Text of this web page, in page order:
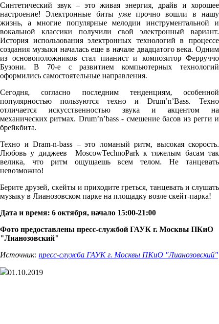
Синтетический звук – это живая энергия, драйв и хорошее
настроение! Электронные биты уже прочно вошли в нашу
жизнь, а многие популярные мелодии инструментальной и
вокальной классики получили свой электронный вариант.
История использования электронных технологий в процессе
создания музыки началась еще в начале двадцатого века. Одним
из основоположников стал пианист и композитор Ферруччо
Бузони. В 70-е с развитием компьютерных технологий
оформились самостоятельные направления.
Сегодня, согласно последним тенденциям, особенной
популярностью пользуются техно и Drum’n’Bass. Техно
отличается искусственностью звука и акцентом на
механических ритмах. Drum’n’bass - смешение басов из регги и
брейкбита.
Техно и Dram-n-bass – это ломаный ритм, высокая скорость.
Любовь у диджеев MoscowTechnoPark к тяжелым басам так
велика, что ритм ощущаешь всем телом. Не танцевать
невозможно!
Берите друзей, скейты и приходите греться, танцевать и слушать
музыку в Лианозовском парке на площадку возле скейт-парка!
Дата и время: 6 октября, начало 15:00-21:00
Фото предоставлены пресс-службой ГАУК г. Москвы ПКиО
"Лианозовский"
Источник: пресс-служба ГАУК г. Москвы ПКиО "Лианозовский"
01.10.2019